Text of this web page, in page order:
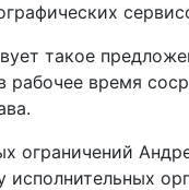
такое
рабочее время
ограничений